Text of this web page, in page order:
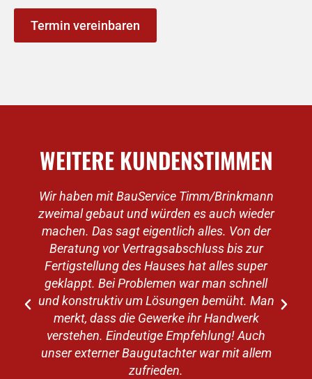
Termin vereinbaren
WEITERE KUNDENSTIMMEN
Wir haben mit BauService Timm/Brinkmann
zweimal gebaut und würden es auch wieder
machen. Das sagt eigentlich alles. Von der
Beratung vor Vertragsabschluss bis zur
Fertigstellung des Hauses hat alles super
geklappt. Bei Problemen war man schnell
und konstruktiv um Lösungen bemüht. Man
merkt, dass die Gewerke ihr Handwerk
verstehen. Eindeutige Empfehlung! Auch
unser externer Baugutachter war mit allem
zufrieden.